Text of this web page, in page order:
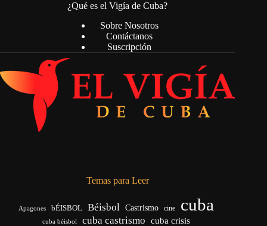
¿Qué es el Vigía de Cuba?
Sobre Nosotros
Contáctanos
Suscripción
Temas para Leer
Apagones bÉISBOL Béisbol Castrismo cine cuba
cuba béisbol cuba castrismo cuba crisis